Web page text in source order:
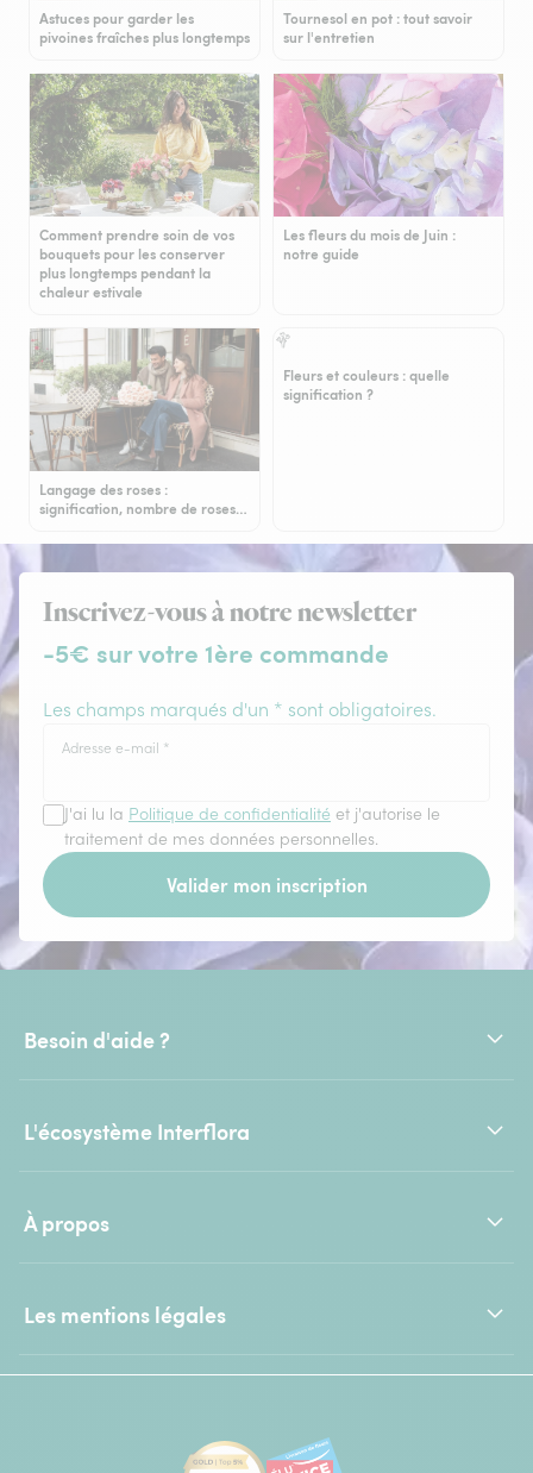
Astuces pour garder les
pivoines fraîches plus longtemps
Tournesol en pot : tout savoir
sur l'entretien
Comment prendre soin de vos
bouquets pour les conserver
plus longtemps pendant la
chaleur estivale
Les fleurs du mois de Juin :
notre guide
Langage des roses :
signification, nombre de roses…
Fleurs et couleurs : quelle
signification ?
Inscrivez-vous à notre newsletter
-5€ sur votre 1ère commande
Les champs marqués d'un * sont obligatoires.
Adresse e-mail *
J'ai lu la Politique de confidentialité et j'autorise le
traitement de mes données personnelles.
Valider mon inscription
Besoin d'aide ?
L'écosystème Interflora
À propos
Les mentions légales